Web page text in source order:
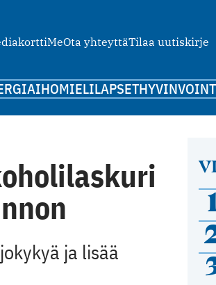
MeOta yhteyttäTilaa uutiskirje
IHOMIELILAPSET
ja lisää